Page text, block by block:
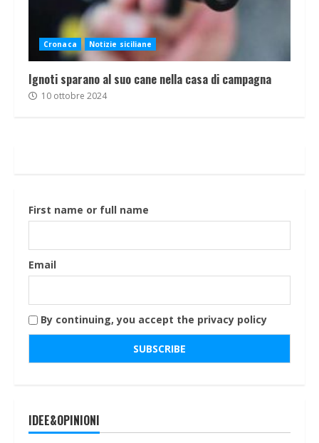
Cronaca Notizie siciliane
Ignoti sparano al suo cane nella casa di campagna
10 ottobre 2024
First name or full name
Email
By continuing, you accept the privacy policy
IDEE&OPINIONI